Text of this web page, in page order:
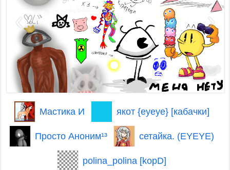
‹ ›
Мастика И якот {eyeye} [кабачки]
Просто Аноним¹³ сетайка. (EYEYE)
polina_polina [kopD]